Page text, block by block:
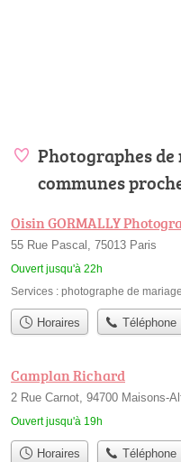
Photographes
communes
Oisin GORMALLY
55 Rue Pascal, 75013 Paris
Ouvert jusqu'à 22h
Services : photographe de mariage
Horaires Téléphone
Camplan Richard
2 Rue Carnot, 94700 Maisons-
Ouvert jusqu'à 19h
Horaires Téléphone